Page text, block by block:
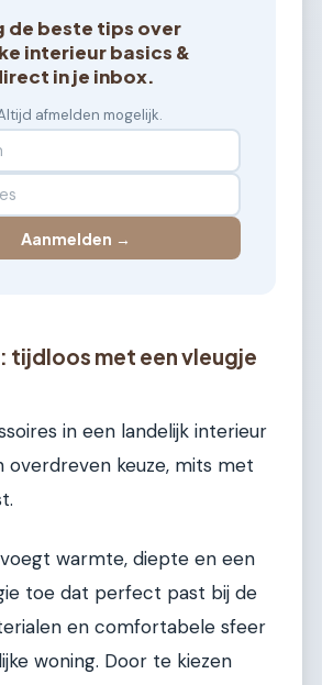
de beste tips over
interieur basics &
in je inbox.
afmelden mogelijk.
Aanmelden →
tijdloos met een vleugje
in een landelijk interieur
overdreven keuze, mits met
warmte, diepte en een
toe dat perfect past bij de
en comfortabele sfeer
woning. Door te kiezen